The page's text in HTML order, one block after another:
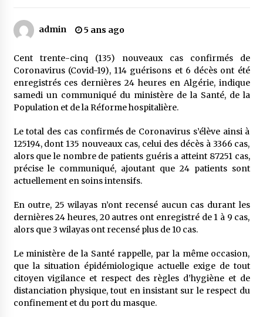
4 ans ago
Mythes et croyances / L’hospitalité des
montagnards
4 ans ago
Quand on va vite
5 ans ago
« Père, tiens-moi, je vais tomber ! »
Le bouc de l’Au-delà
5 ans ago
Le monstrueux vieillard (Un récit du Sud
algérien)
5 ans ago
admin 5 ans ago
Cent trente-cinq (135) nouveaux cas confirmés de
Coronavirus (Covid-19), 114 guérisons et 6 décès ont été
enregistrés ces dernières 24 heures en Algérie, indique
samedi un communiqué du ministère de la Santé, de la
Population et de la Réforme hospitalière.
Le total des cas confirmés de Coronavirus s’élève ainsi à
125194, dont 135 nouveaux cas, celui des décès à 3366 cas,
alors que le nombre de patients guéris a atteint 87251 cas,
précise le communiqué, ajoutant que 24 patients sont
actuellement en soins intensifs.
En outre, 25 wilayas n’ont recensé aucun cas durant les
dernières 24 heures, 20 autres ont enregistré de 1 à 9 cas,
alors que 3 wilayas ont recensé plus de 10 cas.
Le ministère de la Santé rappelle, par la même occasion,
que la situation épidémiologique actuelle exige de tout
citoyen vigilance et respect des règles d’hygiène et de
distanciation physique, tout en insistant sur le respect du
confinement et du port du masque.